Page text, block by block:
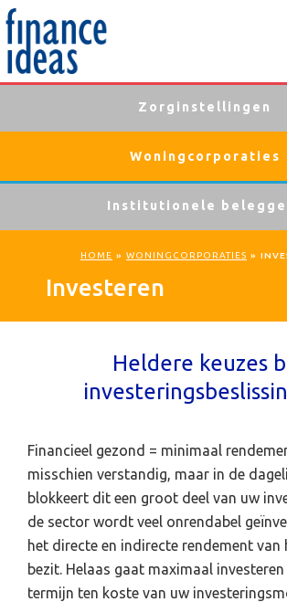
Zorginstellingen
Woningcorporaties
Institutionele
HOME » WONINGCORPORATIES »
Investeren
Heldere keuzes
Financieel gezond = minimaal
misschien verstandig, maar in de
blokkeert dit een groot deel van uw
de sector wordt veel onrendabel
het directe en indirecte rendement van
bezit. Helaas gaat maximaal
termijn ten koste van uw